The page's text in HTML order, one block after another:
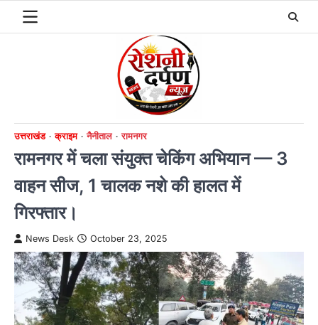
उत्तराखंड क्राइम नैनीताल रामनगर
रामनगर में चला संयुक्त चेकिंग अभियान — 3
वाहन सीज, 1 चालक नशे की हालत में
गिरफ्तार।
News Desk October 23, 2025